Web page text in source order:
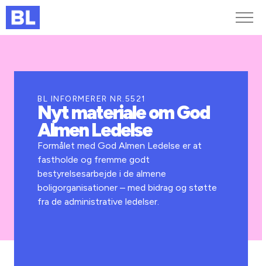
Kurser og arrangementer
Jobportalen
BL INFORMERER NR.5521
Nyt materiale om God
Almen Ledelse
Formålet med God Almen Ledelse er at
fastholde og fremme godt
bestyrelsesarbejde i de almene
boligorganisationer – med bidrag og støtte
fra de administrative ledelser.